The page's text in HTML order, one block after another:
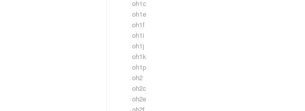
oh1c
oh1e
oh1f
oh1i
oh1j
oh1k
oh1p
oh2
oh2c
oh2e